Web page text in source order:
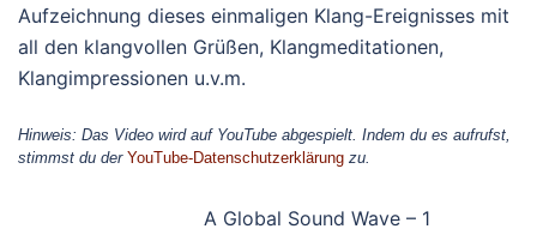
Aufzeichnung dieses einmaligen Klang-Ereignisses mit
all den klangvollen Grüßen, Klangmeditationen,
Klangimpressionen u.v.m.
Hinweis: Das Video wird auf YouTube abgespielt. Indem du es aufrufst,
stimmst du der YouTube-Datenschutzerklärung zu.
A Global Sound Wave – 1